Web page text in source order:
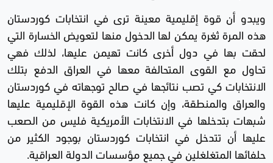
ويبدو أن قوة إقليمية معينة ترى في انتخابات كوردستان
هذه المرة ثغرة يمكن لها الدخول منها لتعويض الخسارة التي
لحقت بها في دول أخرى كانت تهيمن عليها، لذلك فهي
تحاول مع القوى المتحالفة معها في العراق الدفع بتلك
الانتخابات كي تصب نتائجها في صالح توجهاته في كوردستان
والعراق والمنطقة، وإن كانت هذه القوة الإقليمية عليها
شبهات بتدخلها في الانتخابات الأمريكية فليس من الصعب
عليها أن تتدخل في انتخابات كوردستان بوجود الكثير من
حلفائها المتغلغلين في جميع مؤسسات الدولة العراقية.